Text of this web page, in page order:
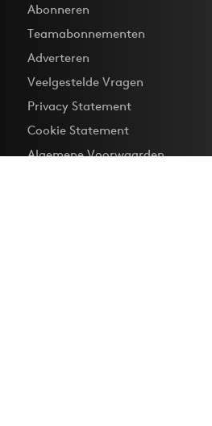
Abonneren
Teamabonnementen
Adverteren
Veelgestelde Vragen
Privacy Statement
Cookie Statement
Algemene Voorwaarden